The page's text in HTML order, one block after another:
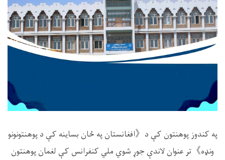
په کندوز پوهنتون کې د《افغانستان په ځان بساینه کې د پوهنتونونو
ونډه》تر عنوان لاندې جوړ شوي ملي کنفرانس کې لغمان پوهنتون